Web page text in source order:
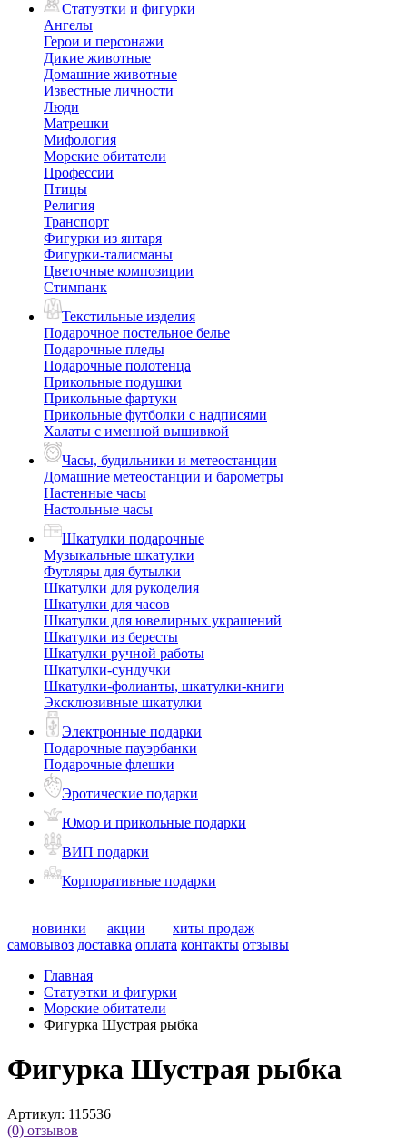
Статуэтки и фигурки
Ангелы
Герои и персонажи
Дикие животные
Домашние животные
Известные личности
Люди
Матрешки
Мифология
Морские обитатели
Профессии
Птицы
Религия
Транспорт
Фигурки из янтаря
Фигурки-талисманы
Цветочные композиции
Стимпанк
Текстильные изделия
Подарочное постельное белье
Подарочные пледы
Подарочные полотенца
Прикольные подушки
Прикольные фартуки
Прикольные футболки с надписями
Халаты с именной вышивкой
Часы, будильники и метеостанции
Домашние метеостанции и барометры
Настенные часы
Настольные часы
Шкатулки подарочные
Музыкальные шкатулки
Футляры для бутылки
Шкатулки для рукоделия
Шкатулки для часов
Шкатулки для ювелирных украшений
Шкатулки из бересты
Шкатулки ручной работы
Шкатулки-сундучки
Шкатулки-фолианты, шкатулки-книги
Эксклюзивные шкатулки
Электронные подарки
Подарочные пауэрбанки
Подарочные флешки
Эротические подарки
Юмор и прикольные подарки
ВИП подарки
Корпоративные подарки
новинки акции
хиты продаж
самовывоз доставка оплата контакты отзывы
Главная
Статуэтки и фигурки
Морские обитатели
Фигурка Шустрая рыбка
Фигурка Шустрая рыбка
Артикул: 115536
(0) отзывов